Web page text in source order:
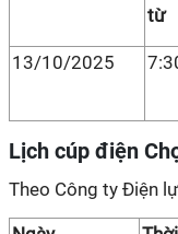
từ
13/10/2025
Lịch cúp điện
Theo Công ty Điện